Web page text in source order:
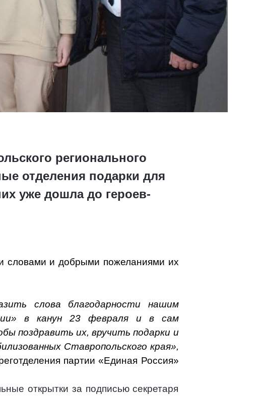
регионального
отделения подарки для
уже дошла до героев-
словами и добрыми пожеланиями их
слова благодарности нашим
в канун 23 февраля и в сам
поздравить их, вручить подарки и
Ставропольского края»,
партии «Единая Россия»
открытки за подписью секретаря